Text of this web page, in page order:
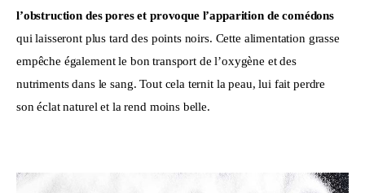
l’obstruction des pores et provoque l’apparition de comédons
qui laisseront plus tard des points noirs. Cette alimentation grasse
empêche également le bon transport de l’oxygène et des
nutriments dans le sang. Tout cela ternit la peau, lui fait perdre
son éclat naturel et la rend moins belle.